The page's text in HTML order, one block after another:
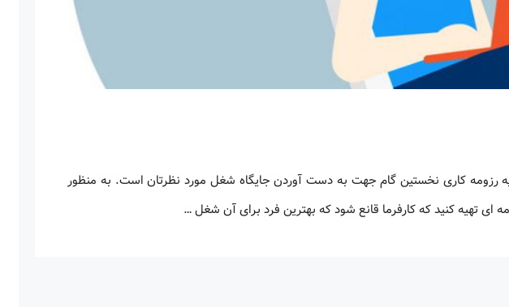
رزومه کاری نخستین گام جهت به دست آوردن جایگاه شغل مورد نظرتان است. به منظور
‌ای تهیه کنید که کارفرما قانع شود که بهترین فرد برای آن شغل …